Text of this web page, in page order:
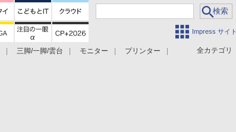
Impress サイト
全カテゴリ
三脚/一脚/雲台 モニター
プリンター